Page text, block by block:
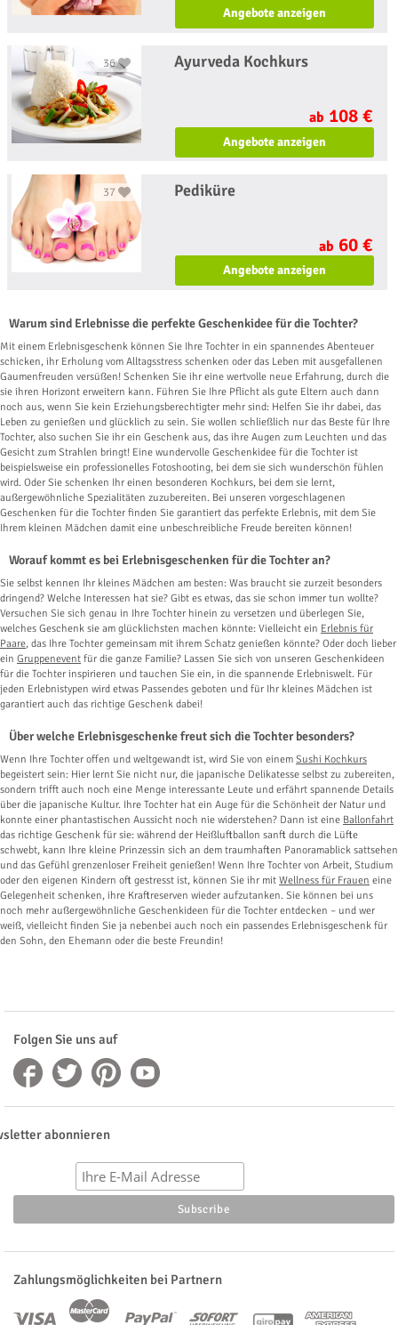
Angebote anzeigen
36 Ayurveda Kochkurs
ab 108 €
Angebote anzeigen
37 Pediküre
ab 60 €
Angebote anzeigen
Warum sind Erlebnisse die perfekte Geschenkidee für die Tochter?
Mit einem Erlebnisgeschenk können Sie Ihre Tochter in ein spannendes Abenteuer
schicken, ihr Erholung vom Alltagsstress schenken oder das Leben mit ausgefallenen
Gaumenfreuden versüßen! Schenken Sie ihr eine wertvolle neue Erfahrung, durch die
sie ihren Horizont erweitern kann. Führen Sie Ihre Pflicht als gute Eltern auch dann
noch aus, wenn Sie kein Erziehungsberechtigter mehr sind: Helfen Sie ihr dabei, das
Leben zu genießen und glücklich zu sein. Sie wollen schließlich nur das Beste für Ihre
Tochter, also suchen Sie ihr ein Geschenk aus, das ihre Augen zum Leuchten und das
Gesicht zum Strahlen bringt! Eine wundervolle Geschenkidee für die Tochter ist
beispielsweise ein professionelles Fotoshooting, bei dem sie sich wunderschön fühlen
wird. Oder Sie schenken Ihr einen besonderen Kochkurs, bei dem sie lernt,
außergewöhnliche Spezialitäten zuzubereiten. Bei unseren vorgeschlagenen
Geschenken für die Tochter finden Sie garantiert das perfekte Erlebnis, mit dem Sie
Ihrem kleinen Mädchen damit eine unbeschreibliche Freude bereiten können!
Worauf kommt es bei Erlebnisgeschenken für die Tochter an?
Sie selbst kennen Ihr kleines Mädchen am besten: Was braucht sie zurzeit besonders
dringend? Welche Interessen hat sie? Gibt es etwas, das sie schon immer tun wollte?
Versuchen Sie sich genau in Ihre Tochter hinein zu versetzen und überlegen Sie,
welches Geschenk sie am glücklichsten machen könnte: Vielleicht ein Erlebnis für
Paare, das Ihre Tochter gemeinsam mit ihrem Schatz genießen könnte? Oder doch lieber
ein Gruppenevent für die ganze Familie? Lassen Sie sich von unseren Geschenkideen
für die Tochter inspirieren und tauchen Sie ein, in die spannende Erlebniswelt. Für
jeden Erlebnistypen wird etwas Passendes geboten und für Ihr kleines Mädchen ist
garantiert auch das richtige Geschenk dabei!
Über welche Erlebnisgeschenke freut sich die Tochter besonders?
Wenn Ihre Tochter offen und weltgewandt ist, wird Sie von einem Sushi Kochkurs
begeistert sein: Hier lernt Sie nicht nur, die japanische Delikatesse selbst zu zubereiten,
sondern trifft auch noch eine Menge interessante Leute und erfährt spannende Details
über die japanische Kultur. Ihre Tochter hat ein Auge für die Schönheit der Natur und
konnte einer phantastischen Aussicht noch nie widerstehen? Dann ist eine Ballonfahrt
das richtige Geschenk für sie: während der Heißluftballon sanft durch die Lüfte
schwebt, kann Ihre kleine Prinzessin sich an dem traumhaften Panoramablick sattsehen
und das Gefühl grenzenloser Freiheit genießen! Wenn Ihre Tochter von Arbeit, Studium
oder den eigenen Kindern oft gestresst ist, können Sie ihr mit Wellness für Frauen eine
Gelegenheit schenken, ihre Kraftreserven wieder aufzutanken. Sie können bei uns
noch mehr außergewöhnliche Geschenkideen für die Tochter entdecken – und wer
weiß, vielleicht finden Sie ja nebenbei auch noch ein passendes Erlebnisgeschenk für
den Sohn, den Ehemann oder die beste Freundin!
Folgen Sie uns auf
abonnieren
Zahlungsmöglichkeiten bei Partnern